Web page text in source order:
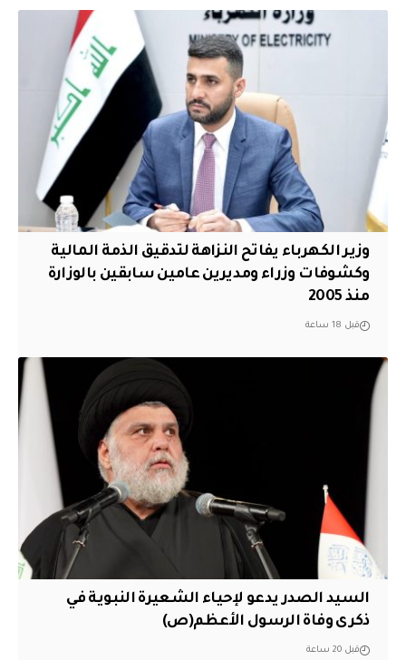
وزير الكهرباء يفاتح النزاهة لتدقيق الذمة المالية
وكشوفات وزراء ومديرين عامين سابقين بالوزارة
منذ 2005
قبل 18 ساعة
السيد الصدر يدعو لإحياء الشعيرة النبوية في
ذكرى وفاة الرسول الأعظم(ص)
قبل 20 ساعة